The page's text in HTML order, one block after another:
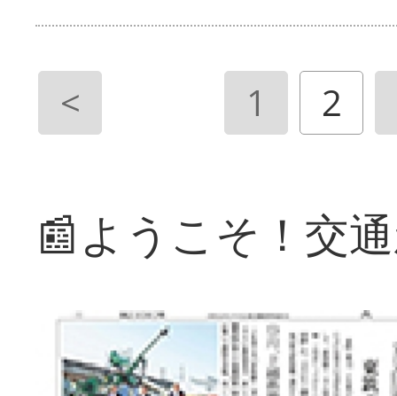
< 1 2
📰ようこそ！交